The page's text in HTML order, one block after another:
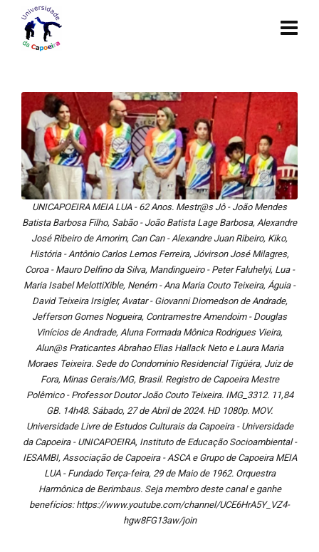
UNICAPOEIRA MEIA LUA - 62 Anos. Mestr@s Jô - João Mendes
Batista Barbosa Filho, Sabão - João Batista Lage Barbosa, Alexandre
José Ribeiro de Amorim, Can Can - Alexandre Juan Ribeiro, Kiko,
História - Antônio Carlos Lemos Ferreira, Jóvirson José Milagres,
Coroa - Mauro Delfino da Silva, Mandingueiro - Peter Faluhelyi, Lua -
Maria Isabel MelottiXible, Neném - Ana Maria Couto Teixeira, Águia -
David Teixeira Irsigler, Avatar - Giovanni Diomedson de Andrade,
Jefferson Gomes Nogueira, Contramestre Amendoim - Douglas
Vinícios de Andrade, Aluna Formada Mônica Rodrigues Vieira,
Alun@s Praticantes Abrahao Elias Hallack Neto e Laura Maria
Moraes Teixeira. Sede do Condomínio Residencial Tigüéra, Juiz de
Fora, Minas Gerais/MG, Brasil. Registro de Capoeira Mestre
Polêmico - Professor Doutor João Couto Teixeira. IMG_3312. 11,84
GB. 14h48. Sábado, 27 de Abril de 2024. HD 1080p. MOV.
Universidade Livre de Estudos Culturais da Capoeira - Universidade
da Capoeira - UNICAPOEIRA, Instituto de Educação Socioambiental -
IESAMBI, Associação de Capoeira - ASCA e Grupo de Capoeira MEIA
LUA - Fundado Terça-feira, 29 de Maio de 1962. Orquestra
Harmônica de Berimbaus. Seja membro deste canal e ganhe
benefícios: https://www.youtube.com/channel/UCE6HrA5Y_VZ4-
hgw8FG13aw/join